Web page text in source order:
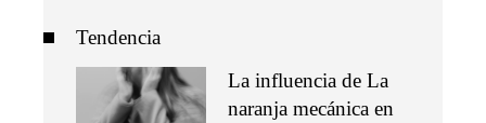
Tendencia
La influencia de La
naranja mecánica en